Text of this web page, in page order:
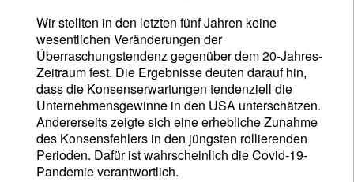
Wir stellten in den letzten fünf Jahren keine
wesentlichen Veränderungen der
Überraschungstendenz gegenüber dem 20-Jahres-
Zeitraum fest. Die Ergebnisse deuten darauf hin,
dass die Konsenserwartungen tendenziell die
Unternehmensgewinne in den USA unterschätzen.
Andererseits zeigte sich eine erhebliche Zunahme
des Konsensfehlers in den jüngsten rollierenden
Perioden. Dafür ist wahrscheinlich die Covid-19-
Pandemie verantwortlich.